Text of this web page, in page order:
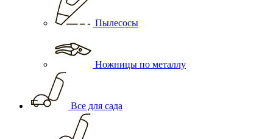
Пылесосы
Ножницы по металлу
Все для сада